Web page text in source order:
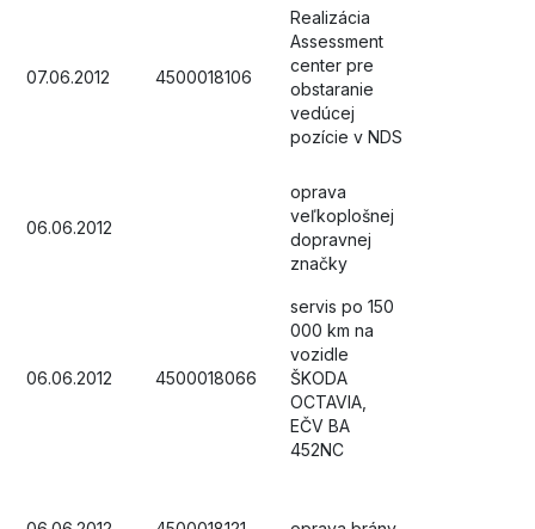
07.06.2012 4500018106
Realizácia
Assessment
center pre
obstaranie
vedúcej
pozície v NDS
06.06.2012
oprava
veľkoplošnej
dopravnej
značky
06.06.2012 4500018066
servis po 150
000 km na
vozidle
ŠKODA
OCTAVIA,
EČV BA
452NC